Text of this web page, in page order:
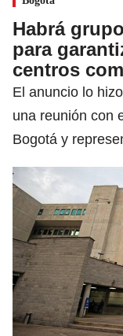
Habrá
para
centros
El anuncio lo
una reunión con
Bogotá y